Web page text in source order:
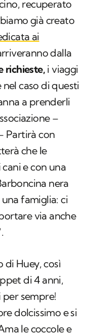
recuperato
già creato
ai
dalla
richieste, i viaggi
caso di questi
a prenderli
–
Partirà con
che le
e con una
nera
famiglia: ci
via anche
di Huey, così
di 4 anni,
per sempre!
dolcissimo e si
le coccole e